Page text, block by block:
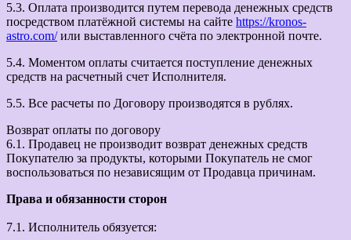
5.3. Оплата производится путем перевода денежных средств
посредством платёжной системы на сайте https://kronos-
astro.com/или выставленного счёта по электронной почте.
5.4. Моментом оплаты считается поступление денежных
средств на расчетный счет Исполнителя.
5.5. Все расчеты по Договору производятся в рублях.
Возврат оплаты по договору
6.1. Продавец не производит возврат денежных средств
Покупателю за продукты, которыми Покупатель не смог
воспользоваться по независящим от Продавца причинам.
Права и обязанности сторон
7.1. Исполнитель обязуется: